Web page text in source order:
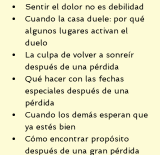
Sentir el dolor no es debilidad
Cuando la casa duele: por qué
algunos lugares activan el
duelo
La culpa de volver a sonreír
después de una pérdida
Qué hacer con las fechas
especiales después de una
pérdida
Cuando los demás esperan que
ya estés bien
Cómo encontrar propósito
después de una gran pérdida